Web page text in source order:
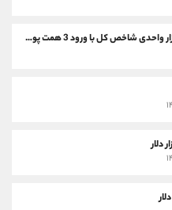
بورس 9 تیر 1405؛ رشد 68 هزار واحدی شاخص کل با ورود 3 همت پول حقیقی